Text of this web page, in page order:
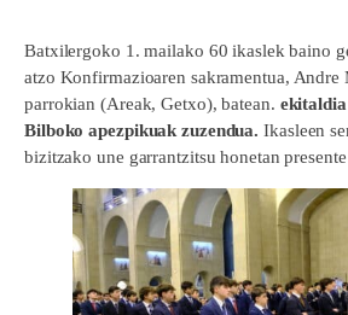
Batxilergoko 1. mailako 60 ikaslek baino
atzo Konfirmazioaren sakramentua, Andre
parrokian (Areak, Getxo), batean. ekitaldia
Bilboko apezpikuak zuzendua. Ikasleen
bizitzako une garrantzitsu honetan